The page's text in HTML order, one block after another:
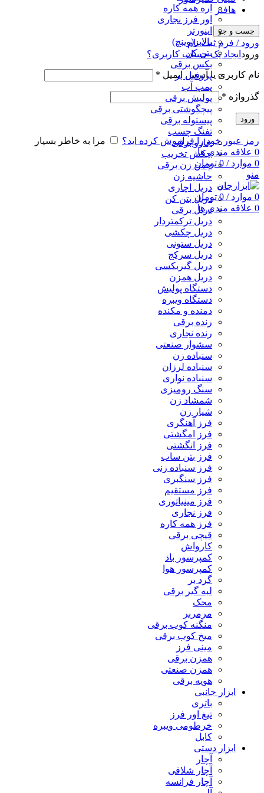
هافنر
جست و جو
ورود / فرم ثبت نام
ورود ایجاد یک حساب کاربری؟
نام کاربری یا آدرس ایمیل *
گذرواژه *
ورود
رمز عبور خود را فراموش کرده اید؟
مرا به خاطر بسپار
0 علاقه مندی ها
0 موارد /
0 تومان
منو
0 موارد /
0 تومان
0 علاقه مندی ها
اره همه کاره
اور فرز نجاری
اینورتر
بالابر(وینچ)
بتن کن
بکس برقی
پروفیل بر
پمپ آب
پولیش برقی
پیچگوشتی برقی
پیستوله برقی
تفنگ چسب
جارو برقی
چکش تخریب
چمن زن برقی
حاشیه زن
دریل اچاری
دریل بتن کن
دریل برقی
دریل ترکمتردار
دریل چکشی
دریل ستونی
دریل سرکج
دریل گیربکسی
دریل همزن
دستگاه پولیش
دستگاه ویبره
دمنده و مکنده
رنده برقی
رنده نجاری
سشوار صنعتی
سنباده زن
سنباده لرزان
سنباده نواری
سنگ رومیزی
شمشاد زن
شیار زن
فرز آهنگری
فرز امگشتی
فرز انگشتی
فرز بتن ساب
فرز سنباده زنی
فرز سنگبری
فرز مستقیم
فرز مینیاتوری
فرز نجاری
فرز همه کاره
قیچی برقی
کارواش
کمپرسور باد
کمپرسور هوا
گرد بر
لبه گیر برقی
محک
مرمربر
منگنه کوب برقی
میخ کوب برقی
مینی فرز
همزن برقی
همزن صنعتی
هویه برقی
ابزار جانبی
باتری
تیغ اور فرز
خرطومی ویبره
کابل
ابزار دستی
آچار
آچار شلاقی
آچار فرانسه